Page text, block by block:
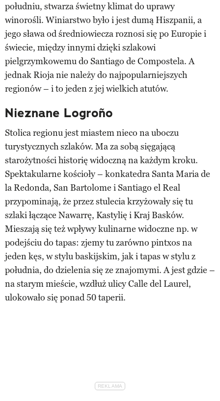
południu, stwarza świetny klimat do uprawy
winorośli. Winiarstwo było i jest dumą Hiszpanii, a
jego sława od średniowiecza roznosi się po Europie i
świecie, między innymi dzięki szlakowi
pielgrzymkowemu do Santiago de Compostela. A
jednak Rioja nie należy do najpopularniejszych
regionów – i to jeden z jej wielkich atutów.
Nieznane Logroño
Stolica regionu jest miastem nieco na uboczu
turystycznych szlaków. Ma za sobą sięgającą
starożytności historię widoczną na każdym kroku.
Spektakularne kościoły – konkatedra Santa Maria de
la Redonda, San Bartolome i Santiago el Real
przypominają, że przez stulecia krzyżowały się tu
szlaki łączące Nawarrę, Kastylię i Kraj Basków.
Mieszają się też wpływy kulinarne widoczne np. w
podejściu do tapas: zjemy tu zarówno pintxos na
jeden kęs, w stylu baskijskim, jak i tapas w stylu z
południa, do dzielenia się ze znajomymi. A jest gdzie –
na starym mieście, wzdłuż ulicy Calle del Laurel,
ulokowało się ponad 50 taperii.